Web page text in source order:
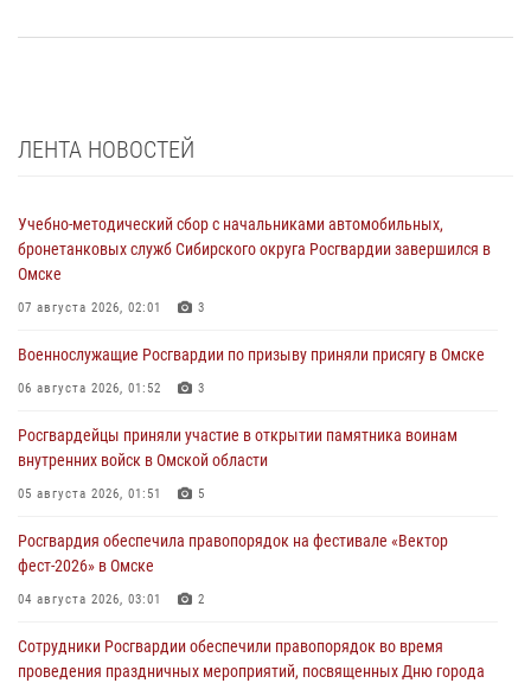
ЛЕНТА НОВОСТЕЙ
Учебно-методический сбор с начальниками автомобильных,
бронетанковых служб Сибирского округа Росгвардии завершился в
Омске
07 августа 2026, 02:01 3
Военнослужащие Росгвардии по призыву приняли присягу в Омске
06 августа 2026, 01:52 3
Росгвардейцы приняли участие в открытии памятника воинам
внутренних войск в Омской области
05 августа 2026, 01:51 5
Росгвардия обеспечила правопорядок на фестивале «Вектор
фест-2026» в Омске
04 августа 2026, 03:01 2
Сотрудники Росгвардии обеспечили правопорядок во время
проведения праздничных мероприятий, посвященных Дню города